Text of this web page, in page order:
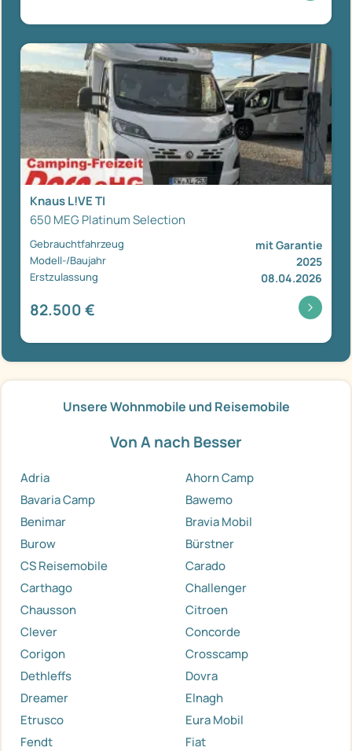
Knaus L!VE TI
650 MEG Platinum Selection
Gebrauchtfahrzeug mit Garantie
Modell-/Baujahr 2025
Erstzulassung 08.04.2026
82.500 €
Unsere Wohnmobile und Reisemobile
Von A nach Besser
Adria
Ahorn Camp
Bavaria Camp
Bawemo
Benimar
Bravia Mobil
Burow
Bürstner
CS Reisemobile
Carado
Carthago
Challenger
Chausson
Citroen
Clever
Concorde
Corigon
Crosscamp
Dethleffs
Dovra
Dreamer
Elnagh
Etrusco
Eura Mobil
Fendt
Fiat